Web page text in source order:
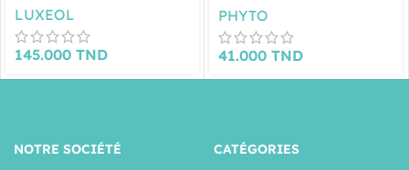
LUXEOL
145.000 TND
PHYTO
41.000 TND
NOTRE SOCIÉTÉ
CATÉGORIES